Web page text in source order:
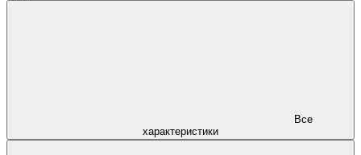
характеристики